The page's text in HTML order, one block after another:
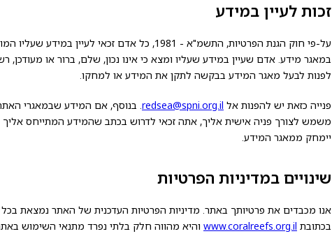
זכות לעיין במידע
על-פי חוק הגנת הפרטיות, התשמ"א - 1981, כל אדם זכאי לעיין במידע
במאגר מידע. אדם שעיין במידע שעליו ומצא כי אינו נכון, שלם, ברור או מעודכן,
לפנות לבעל מאגר המידע בבקשה לתקן את המידע או למחקו.
פנייה כזאת יש להפנות אל redsea@spni.org.il. בנוסף, אם המידע שבמאגרי
משמש לצורך פניה אישית אליך, אתה זכאי לדרוש בכתב שהמידע המתייחס אליך
יימחק ממאגר המידע.
שינויים במדיניות הפרטיות
אנו מכבדים את פרטיותך באתר. מדיניות הפרטיות העדכנית של האתר נמצאת
בכתובת www.coralreefs.org.il והיא מהווה חלק בלתי נפרד מתנאי השימוש